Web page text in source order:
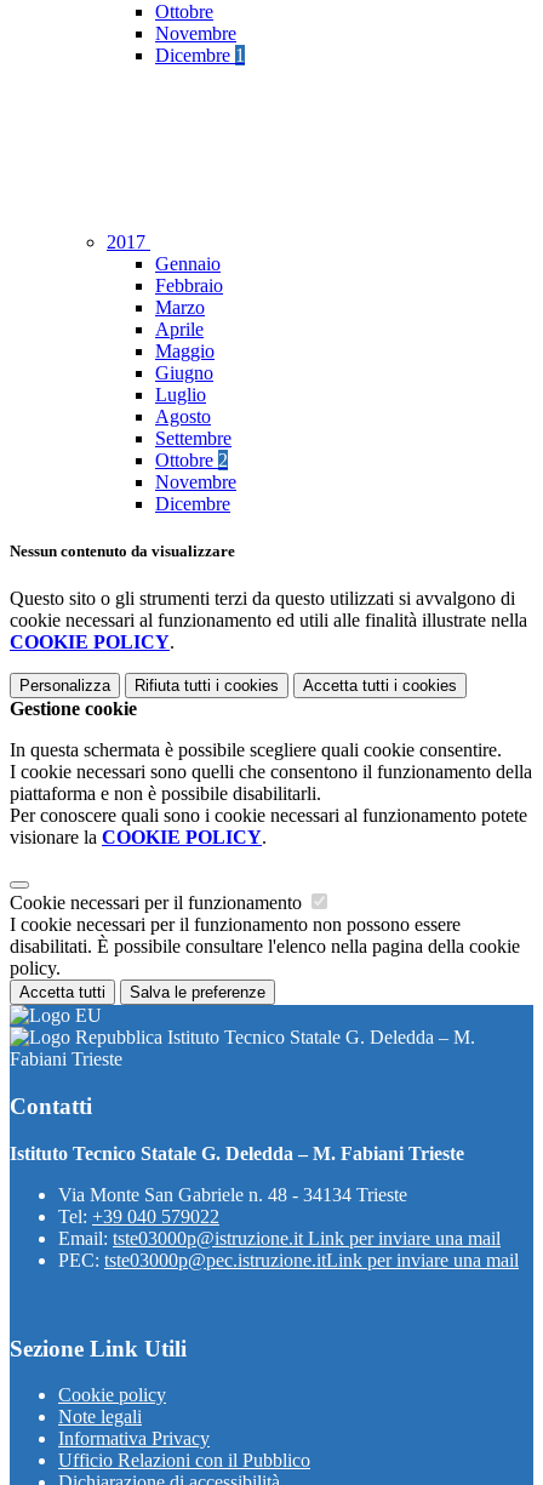
Ottobre
Novembre
Dicembre 1
2017
Gennaio
Febbraio
Marzo
Aprile
Maggio
Giugno
Luglio
Agosto
Settembre
Ottobre 2
Novembre
Dicembre
Nessun contenuto da visualizzare
Questo sito o gli strumenti terzi da questo utilizzati si avvalgono di
cookie necessari al funzionamento ed utili alle finalità illustrate nella
COOKIE POLICY.
Personalizza Rifiuta tutti i cookies Accetta tutti i cookies
Gestione cookie
In questa schermata è possibile scegliere quali cookie consentire.
I cookie necessari sono quelli che consentono il funzionamento della
piattaforma e non è possibile disabilitarli.
Per conoscere quali sono i cookie necessari al funzionamento potete
visionare la COOKIE POLICY.
Cookie necessari per il funzionamento
I cookie necessari per il funzionamento non possono essere
disabilitati. È possibile consultare l'elenco nella pagina della cookie
policy.
Accetta tutti Salva le preferenze
Istituto Tecnico Statale G. Deledda – M.
Fabiani Trieste
Contatti
Istituto Tecnico Statale G. Deledda – M. Fabiani Trieste
Via Monte San Gabriele n. 48 - 34134 Trieste
Tel: +39 040 579022
Email: tste03000p@istruzione.it Link per inviare una mail
PEC: tste03000p@pec.istruzione.itLink per inviare una mail
Sezione Link Utili
Cookie policy
Note legali
Informativa Privacy
Ufficio Relazioni con il Pubblico